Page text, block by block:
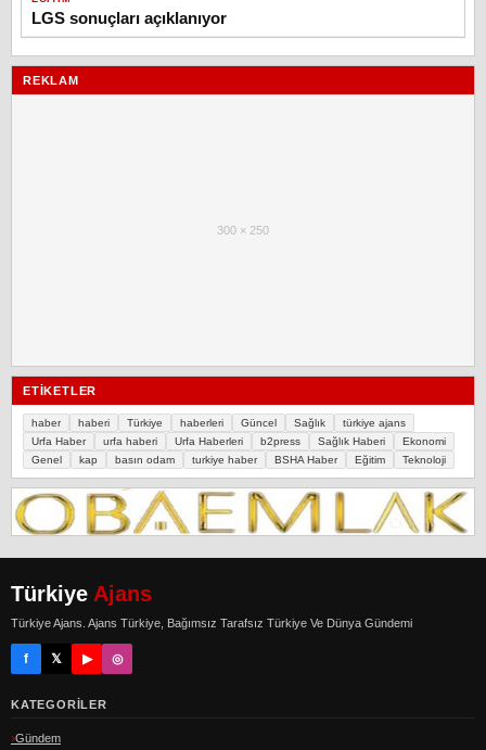
LGS sonuçları açıklanıyor
REKLAM
300 × 250
ETIKETLER
haber haberi Türkiye haberleri Güncel Sağlık
türkiye ajans
Urfa Haber
urfa haberi Urfa Haberleri b2press Sağlık Haberi
Ekonomi
Genel
kap basın odam turkiye haber BSHA Haber Eğitim Teknoloji
Türkiye Ajans
Türkiye Ajans. Ajans Türkiye, Bağımsız Tarafsız Türkiye Ve Dünya Gündemi
f 𝕏 ▶ ◎
KATEGORILER
Gündem